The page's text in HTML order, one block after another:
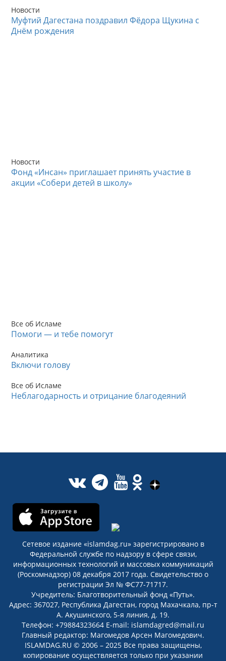
Новости
Муфтий Дагестана поздравил Фёдора Щукина с
Днём рождения
Новости
Фонд «Инсан» приглашает принять участие в
акции «Собери детей в школу»
Все об Исламе
Помоги — и тебе помогут
Аналитика
Включи голову
Все об Исламе
Неблагодарность и отрицание благодеяний
Сетевое издание «islamdag.ru» зарегистрировано в
Федеральной службе по надзору в сфере связи,
информационных технологий и массовых коммуникаций
(Роскомнадзор) 08 декабря 2017 года. Свидетельство о
регистрации Эл № ФС77-71717.
Учредитель: Благотворительный фонд «Путь».
Адрес: 367027, Республика Дагестан, город Махачкала, пр-т
А. Акушинского, 5-я линия, д. 19.
Телефон: +79884323664 E-mail: islamdagred@mail.ru
Главный редактор: Магомедов Арсен Магомедович.
ISLAMDAG.RU © 2006 – 2025 Все права защищены,
копирование осуществляется только при указании